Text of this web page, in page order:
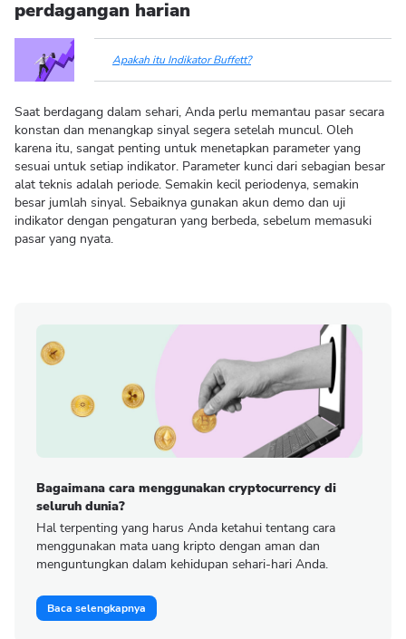
perdagangan harian
Apakah itu Indikator Buffett?
Saat berdagang dalam sehari, Anda perlu memantau pasar secara
konstan dan menangkap sinyal segera setelah muncul. Oleh
karena itu, sangat penting untuk menetapkan parameter yang
sesuai untuk setiap indikator. Parameter kunci dari sebagian besar
alat teknis adalah periode. Semakin kecil periodenya, semakin
besar jumlah sinyal. Sebaiknya gunakan akun demo dan uji
indikator dengan pengaturan yang berbeda, sebelum memasuki
pasar yang nyata.
Bagaimana cara menggunakan cryptocurrency di
seluruh dunia?
Hal terpenting yang harus Anda ketahui tentang cara
menggunakan mata uang kripto dengan aman dan
menguntungkan dalam kehidupan sehari-hari Anda.
Baca selengkapnya